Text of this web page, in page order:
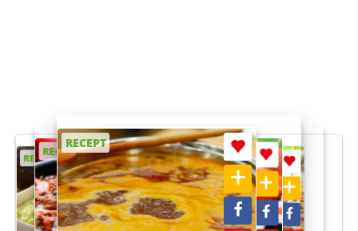
RECEPT
RECEPT
RECEPT
RECEPT
RECEPT